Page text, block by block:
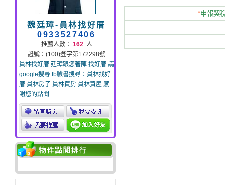
魏廷璋-員林找好厝
0933527406
推薦人數： 162 人
證號：(100)登字第172298號
員林找好厝 廷璋跟您著陣 找好厝 請
google搜尋 fb臉書搜尋：員林找好
厝 員林房子 員林買房 員林買屋 感
謝您的點閱
*申報契